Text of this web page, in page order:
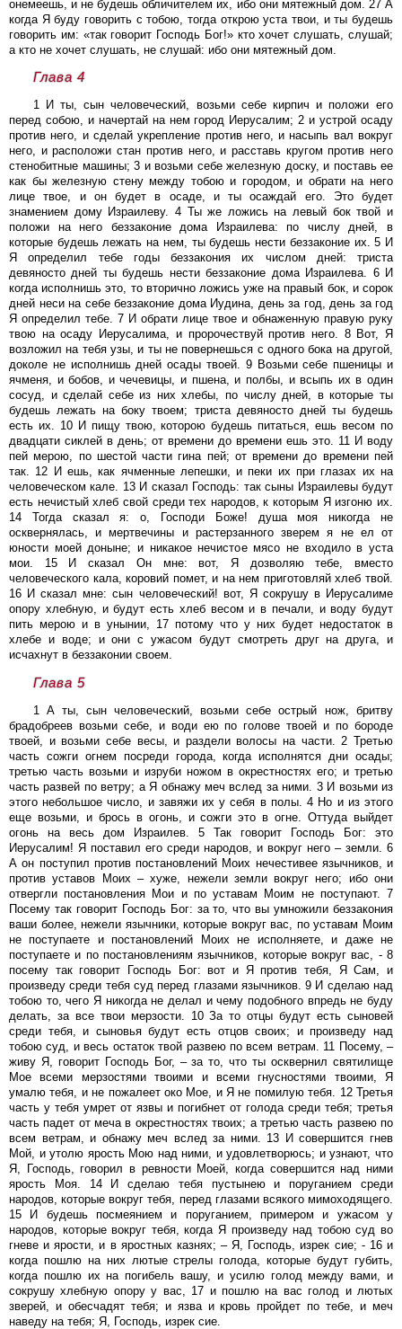
онемеешь, и не будешь обличителем их, ибо они мятежный дом. 27 А
когда Я буду говорить с тобою, тогда открою уста твои, и ты будешь
говорить им: «так говорит Господь Бог!» кто хочет слушать, слушай;
а кто не хочет слушать, не слушай: ибо они мятежный дом.
Глава 4
1 И ты, сын человеческий, возьми себе кирпич и положи его
перед собою, и начертай на нем город Иерусалим; 2 и устрой осаду
против него, и сделай укрепление против него, и насыпь вал вокруг
него, и расположи стан против него, и расставь кругом против него
стенобитные машины; 3 и возьми себе железную доску, и поставь ее
как бы железную стену между тобою и городом, и обрати на него
лице твое, и он будет в осаде, и ты осаждай его. Это будет
знамением дому Израилеву. 4 Ты же ложись на левый бок твой и
положи на него беззаконие дома Израилева: по числу дней, в
которые будешь лежать на нем, ты будешь нести беззаконие их. 5 И
Я определил тебе годы беззакония их числом дней: триста
девяносто дней ты будешь нести беззаконие дома Израилева. 6 И
когда исполнишь это, то вторично ложись уже на правый бок, и сорок
дней неси на себе беззаконие дома Иудина, день за год, день за год
Я определил тебе. 7 И обрати лице твое и обнаженную правую руку
твою на осаду Иерусалима, и пророчествуй против него. 8 Вот, Я
возложил на тебя узы, и ты не повернешься с одного бока на другой,
доколе не исполнишь дней осады твоей. 9 Возьми себе пшеницы и
ячменя, и бобов, и чечевицы, и пшена, и полбы, и всыпь их в один
сосуд, и сделай себе из них хлебы, по числу дней, в которые ты
будешь лежать на боку твоем; триста девяносто дней ты будешь
есть их. 10 И пищу твою, которою будешь питаться, ешь весом по
двадцати сиклей в день; от времени до времени ешь это. 11 И воду
пей мерою, по шестой части гина пей; от времени до времени пей
так. 12 И ешь, как ячменные лепешки, и пеки их при глазах их на
человеческом кале. 13 И сказал Господь: так сыны Израилевы будут
есть нечистый хлеб свой среди тех народов, к которым Я изгоню их.
14 Тогда сказал я: о, Господи Боже! душа моя никогда не
осквернялась, и мертвечины и растерзанного зверем я не ел от
юности моей доныне; и никакое нечистое мясо не входило в уста
мои. 15 И сказал Он мне: вот, Я дозволяю тебе, вместо
человеческого кала, коровий помет, и на нем приготовляй хлеб твой.
16 И сказал мне: сын человеческий! вот, Я сокрушу в Иерусалиме
опору хлебную, и будут есть хлеб весом и в печали, и воду будут
пить мерою и в унынии, 17 потому что у них будет недостаток в
хлебе и воде; и они с ужасом будут смотреть друг на друга, и
исчахнут в беззаконии своем.
Глава 5
1 А ты, сын человеческий, возьми себе острый нож, бритву
брадобреев возьми себе, и води ею по голове твоей и по бороде
твоей, и возьми себе весы, и раздели волосы на части. 2 Третью
часть сожги огнем посреди города, когда исполнятся дни осады;
третью часть возьми и изруби ножом в окрестностях его; и третью
часть развей по ветру; а Я обнажу меч вслед за ними. 3 И возьми из
этого небольшое число, и завяжи их у себя в полы. 4 Но и из этого
еще возьми, и брось в огонь, и сожги это в огне. Оттуда выйдет
огонь на весь дом Израилев. 5 Так говорит Господь Бог: это
Иерусалим! Я поставил его среди народов, и вокруг него – земли. 6
А он поступил против постановлений Моих нечестивее язычников, и
против уставов Моих – хуже, нежели земли вокруг него; ибо они
отвергли постановления Мои и по уставам Моим не поступают. 7
Посему так говорит Господь Бог: за то, что вы умножили беззакония
ваши более, нежели язычники, которые вокруг вас, по уставам Моим
не поступаете и постановлений Моих не исполняете, и даже не
поступаете и по постановлениям язычников, которые вокруг вас, - 8
посему так говорит Господь Бог: вот и Я против тебя, Я Сам, и
произведу среди тебя суд перед глазами язычников. 9 И сделаю над
тобою то, чего Я никогда не делал и чему подобного впредь не буду
делать, за все твои мерзости. 10 За то отцы будут есть сыновей
среди тебя, и сыновья будут есть отцов своих; и произведу над
тобою суд, и весь остаток твой развею по всем ветрам. 11 Посему, –
живу Я, говорит Господь Бог, – за то, что ты осквернил святилище
Мое всеми мерзостями твоими и всеми гнусностями твоими, Я
умалю тебя, и не пожалеет око Мое, и Я не помилую тебя. 12 Третья
часть у тебя умрет от язвы и погибнет от голода среди тебя; третья
часть падет от меча в окрестностях твоих; а третью часть развею по
всем ветрам, и обнажу меч вслед за ними. 13 И совершится гнев
Мой, и утолю ярость Мою над ними, и удовлетворюсь; и узнают, что
Я, Господь, говорил в ревности Моей, когда совершится над ними
ярость Моя. 14 И сделаю тебя пустынею и поруганием среди
народов, которые вокруг тебя, перед глазами всякого мимоходящего.
15 И будешь посмеянием и поруганием, примером и ужасом у
народов, которые вокруг тебя, когда Я произведу над тобою суд во
гневе и ярости, и в яростных казнях; – Я, Господь, изрек сие; - 16 и
когда пошлю на них лютые стрелы голода, которые будут губить,
когда пошлю их на погибель вашу, и усилю голод между вами, и
сокрушу хлебную опору у вас, 17 и пошлю на вас голод и лютых
зверей, и обесчадят тебя; и язва и кровь пройдет по тебе, и меч
наведу на тебя; Я, Господь, изрек сие.